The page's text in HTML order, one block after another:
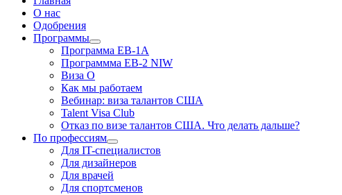
О нас
Одобрения
Программы
Программа EB-1A
Программма EB-2 NIW
Виза О
Как мы работаем
Вебинар: виза талантов США
Talent Visa Club
Отказ по визе талантов США. Что делать дальше?
По профессиям
Для IT-специалистов
Для дизайнеров
Для врачей
Для спортсменов